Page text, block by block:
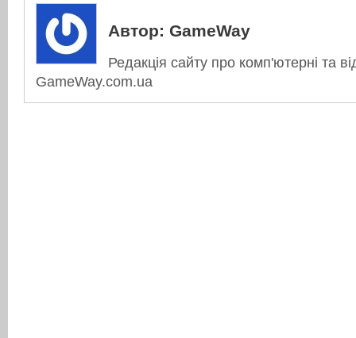
Автор: GameWay
Редакція сайту про комп'ютерні та
GameWay.com.ua